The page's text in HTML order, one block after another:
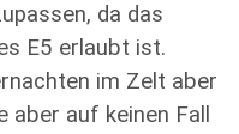
da das
E5 erlaubt ist.
im Zelt aber
aber auf keinen Fall